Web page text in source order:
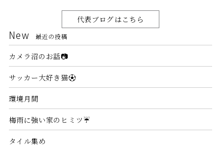
代表ブログはこちら
New 最近の投稿
カメラ沼のお話📷
サッカー大好き猫⚽
環境月間
梅雨に強い家のヒミツ☔
タイル集め